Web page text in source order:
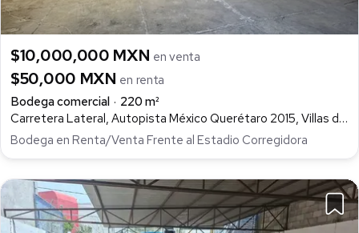
$10,000,000 MXN en venta
$50,000 MXN en renta
Bodega comercial
220 m²
Carretera Lateral, Autopista México Querétaro 2015, Villas del Sol, Querétaro
Bodega en Renta/Venta Frente al Estadio Corregidora